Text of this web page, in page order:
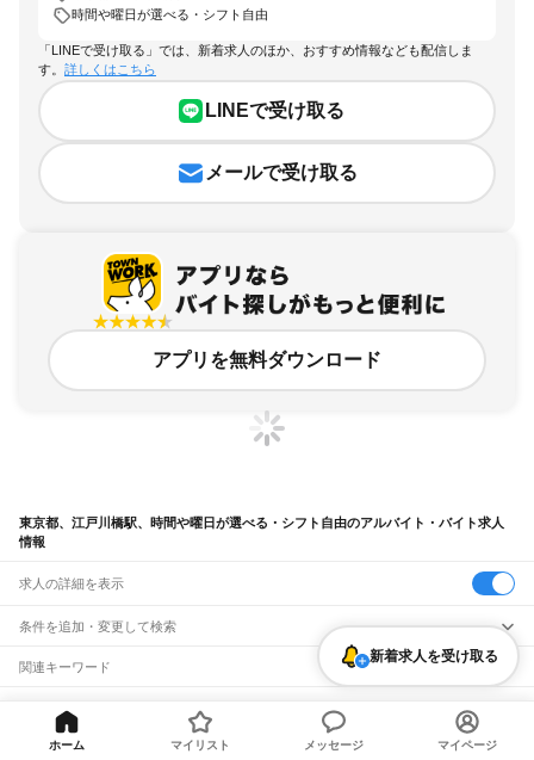
時間や曜日が選べる・シフト自由
「LINEで受け取る」では、新着求人のほか、おすすめ情報なども配信しま
す。 詳しくはこちら
LINEで受け取る
メールで受け取る
アプリを無料ダウンロード
東京都、江戸川橋駅、時間や曜日が選べる・シフト自由のアルバイト・バイト求人
情報
求人の詳細を表示
条件を追加・変更して検索
市区町村を追加・変更
東京都すべて
東京23区
駅を追加・変更
JR東海道本線(東京～熱海)
職種を追加・変更
関連キーワード
バイトTOP
東京23区 江戸川橋駅
時間や曜日が
選べる・シフト自由のアルバイト・バイト・求人
新着求人を受け取る
ホーム マイリスト メッセージ マイページ